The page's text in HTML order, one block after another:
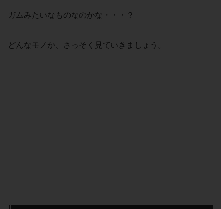
ガムみたいなものなのかな・・・？
どんなモノか、さっそく見ていきましょう。